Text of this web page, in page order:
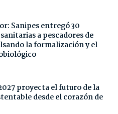
Sanipes entregó 30
a pescadores de
la formalización y el
proyecta el futuro de la
desde el corazón de